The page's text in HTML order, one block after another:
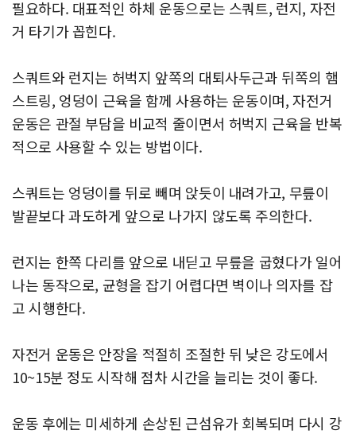
필요하다. 대표적인 하체 운동으로는 스쿼트, 런지, 자전
거 타기가 꼽힌다.
스쿼트와 런지는 허벅지 앞쪽의 대퇴사두근과 뒤쪽의 햄
스트링, 엉덩이 근육을 함께 사용하는 운동이며, 자전거
운동은 관절 부담을 비교적 줄이면서 허벅지 근육을 반복
적으로 사용할 수 있는 방법이다.
스쿼트는 엉덩이를 뒤로 빼며 앉듯이 내려가고, 무릎이
발끝보다 과도하게 앞으로 나가지 않도록 주의한다.
런지는 한쪽 다리를 앞으로 내딛고 무릎을 굽혔다가 일어
나는 동작으로, 균형을 잡기 어렵다면 벽이나 의자를 잡
고 시행한다.
자전거 운동은 안장을 적절히 조절한 뒤 낮은 강도에서
10~15분 정도 시작해 점차 시간을 늘리는 것이 좋다.
운동 후에는 미세하게 손상된 근섬유가 회복되며 다시 강